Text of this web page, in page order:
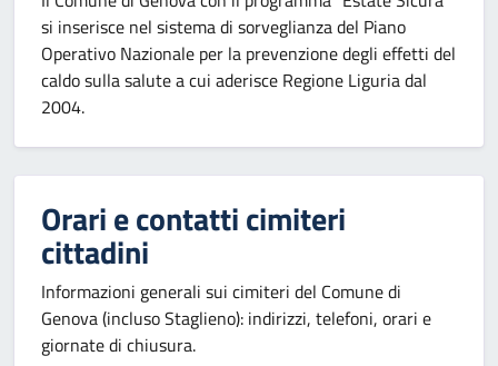
si inserisce nel sistema di sorveglianza del Piano
Operativo Nazionale per la prevenzione degli effetti del
caldo sulla salute a cui aderisce Regione Liguria dal
2004.
Orari e contatti cimiteri
cittadini
Informazioni generali sui cimiteri del Comune di
Genova (incluso Staglieno): indirizzi, telefoni, orari e
giornate di chiusura.